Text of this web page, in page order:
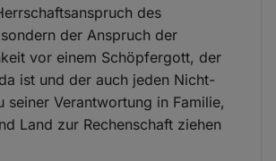
des
der Anspruch der
vor einem Schöpfergott, der
ist und der auch jeden Nicht-
seiner Verantwortung in Familie,
Land zur Rechenschaft ziehen